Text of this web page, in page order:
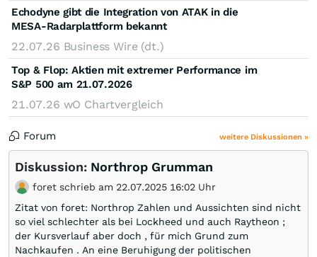
Echodyne gibt die Integration von ATAK in die
MESA-Radarplattform bekannt
22.07.26 Business Wire (dt.)
Top & Flop: Aktien mit extremer Performance im
S&P 500 am 21.07.2026
21.07.26 wO Chartvergleich
Forum weitere Diskussionen »
Diskussion: Northrop Grumman
foret schrieb am 22.07.2025 16:02 Uhr
Zitat von foret: Northrop Zahlen und Aussichten sind nicht
so viel schlechter als bei Lockheed und auch Raytheon ;
der Kursverlauf aber doch , für mich Grund zum
Nachkaufen . An eine Beruhigung der politischen